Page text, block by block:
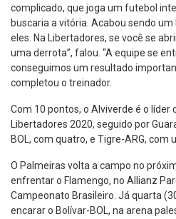
complicado, que joga um futebol
buscaria a vitória. Acabou sendo
eles. Na Libertadores, se você se
uma derrota”, falou. “A equipe se
conseguimos um resultado
completou o treinador.
Com 10 pontos, o Alviverde é o líder
Libertadores 2020, seguido por
BOL, com quatro, e Tigre-ARG, com
O Palmeiras volta a campo no
enfrentar o Flamengo, no Allianz
Campeonato Brasileiro. Já quarta
encarar o Bolívar-BOL, na arena